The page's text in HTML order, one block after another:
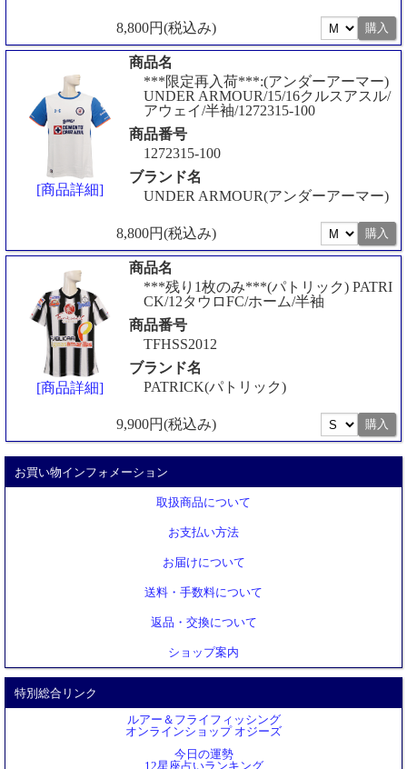
8,800円(税込み)
[商品詳細]
商品名
***限定再入荷***:(アンダーアーマー)
UNDER ARMOUR/15/16クルスアスル/
アウェイ/半袖/1272315-100
商品番号
1272315-100
ブランド名
UNDER ARMOUR(アンダーアーマー)
8,800円(税込み)
[商品詳細]
商品名
***残り1枚のみ***(パトリック) PATRI
CK/12タウロFC/ホーム/半袖
商品番号
TFHSS2012
ブランド名
PATRICK(パトリック)
9,900円(税込み)
お買い物インフォメーション
取扱商品について
お支払い方法
お届けについて
送料・手数料について
返品・交換について
ショップ案内
特別総合リンク
ルアー＆フライフィッシング
オンラインショップ オジーズ
今日の運勢
12星座占いランキング